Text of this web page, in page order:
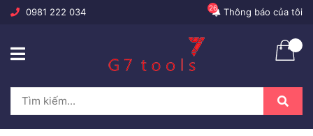
0981 222 034 Thông báo của tôi
26